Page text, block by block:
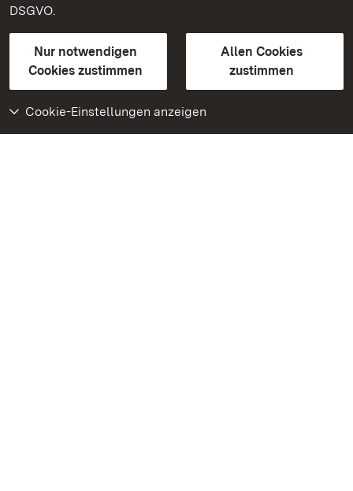
DSGVO.
Nur notwendigen
Cookies zustimmen
Allen Cookies
zustimmen
Cookie-Einstellungen anzeigen
Kontakt
GebärdenspracheLeichte Sprache
Erklärung zur Barrierefreiheit
BITV-konform (geprüfte Seiten)
Weiteres